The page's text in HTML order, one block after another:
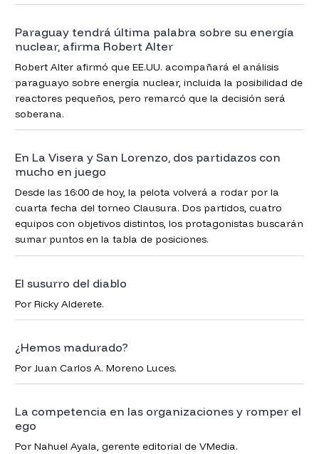
Paraguay tendrá última palabra sobre su energía
nuclear, afirma Robert Alter
Robert Alter afirmó que EE.UU. acompañará el análisis
paraguayo sobre energía nuclear, incluida la posibilidad de
reactores pequeños, pero remarcó que la decisión será
soberana.
En La Visera y San Lorenzo, dos partidazos con
mucho en juego
Desde las 16:00 de hoy, la pelota volverá a rodar por la
cuarta fecha del torneo Clausura. Dos partidos, cuatro
equipos con objetivos distintos, los protagonistas buscarán
sumar puntos en la tabla de posiciones.
El susurro del diablo
Por Ricky Alderete.
¿Hemos madurado?
Por Juan Carlos A. Moreno Luces.
La competencia en las organizaciones y romper el
ego
Por Nahuel Ayala, gerente editorial de VMedia.